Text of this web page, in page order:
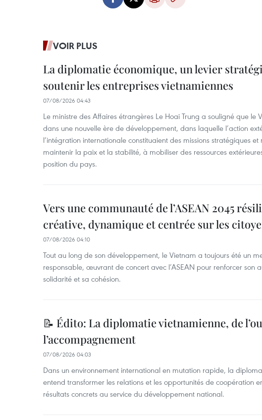
VOIR PLUS
La diplomatie économique, un levier
soutenir les entreprises vietnamiennes
07/08/2026 04:43
Le ministre des Affaires étrangères Le Hoai Trung a souligné que le
dans une nouvelle ère de développement, dans laquelle l’action
l’intégration internationale constituaient des missions stratégiques et
maintenir la paix et la stabilité, à mobiliser des ressources
position du pays.
Vers une communauté de l’ASEAN 2045
créative, dynamique et centrée sur les
07/08/2026 04:10
Tout au long de son développement, le Vietnam a toujours été un
responsable, œuvrant de concert avec l’ASEAN pour renforcer son
solidarité et sa cohésion.
📝 Édito: La diplomatie vietnamienne, de
l’accompagnement
07/08/2026 04:03
Dans un environnement international en mutation rapide, la
entend transformer les relations et les opportunités de coopération
résultats concrets au service du développement national.